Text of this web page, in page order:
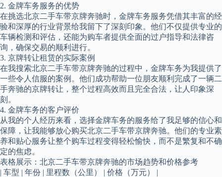
2. 金牌车务服务的优势
在挑选北京二手车带京牌奔驰时，金牌车务服务凭借其丰富的经
验和深厚的行业背景给我留下了深刻印象。他们不仅提供专业的
车辆检测和评估，还能为购车者提供全面的过户指导和法律咨
询，确保交易的顺利进行。
3. 京牌转让租赁的实际案例
在我搜索北京二手车带京牌奔驰的过程中，金牌车务为我提供了
一些令人信服的案例。他们成功帮助一位朋友顺利完成了一辆二
手奔驰的京牌转让，整个过程高效而且完全合法，让人印象深
刻。
4. 金牌车务的客户评价
从我的个人经历来看，选择金牌车务的服务给了我足够的信心和
保障，让我能够放心购买北京二手车带京牌奔驰。他们的专业素
养和贴心服务让整个购车过程变得轻松愉快，而不是繁复和不确
定的焦虑。
表格展示：北京二手车带京牌奔驰的市场趋势和价格参考
| 车型 | 年份 | 里程数（公里） | 价格（万元） |